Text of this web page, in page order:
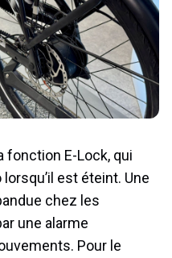
fonction E-Lock, qui
est éteint. Une
chez les
une alarme
Pour le